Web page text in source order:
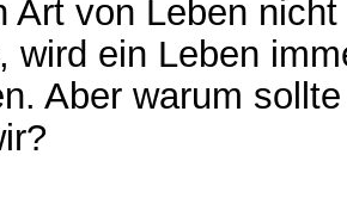
Art von Leben
wird ein Leben
Aber warum